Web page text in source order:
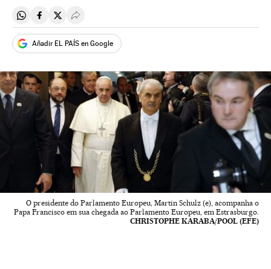
Compartir en Whatsapp
Compartir en Facebook
Compartir en Twitter
Desplegar Redes Sociales
Añadir EL PAÍS en Google
O presidente do Parlamento Europeu, Martin Schulz (e), acompanha o
Papa Francisco em sua chegada ao Parlamento Europeu, em Estrasburgo.
CHRISTOPHE KARABA/POOL (EFE)